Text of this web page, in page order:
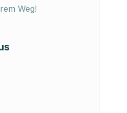
Weg!